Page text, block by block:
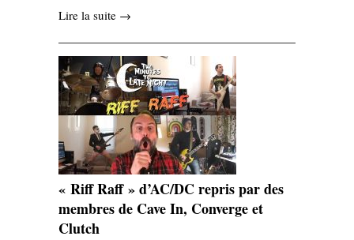
Lire la suite →
« Riff Raff » d’AC/DC repris par des
membres de Cave In, Converge et
Clutch